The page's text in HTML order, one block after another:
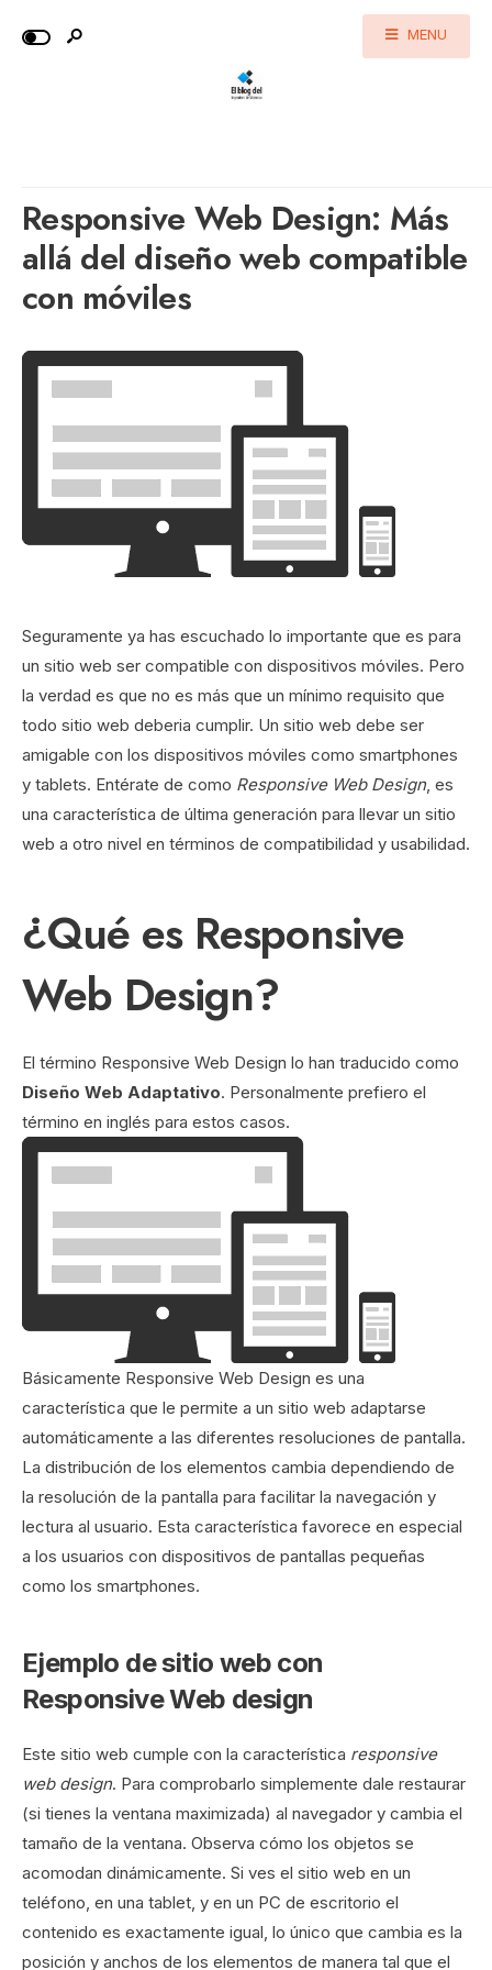
MENU
Responsive Web Design: Más
allá del diseño web compatible
con móviles
Seguramente ya has escuchado lo importante que es para
un sitio web ser compatible con dispositivos móviles. Pero
la verdad es que no es más que un mínimo requisito que
todo sitio web deberia cumplir. Un sitio web debe ser
amigable con los dispositivos móviles como smartphones
y tablets. Entérate de como Responsive Web Design, es
una característica de última generación para llevar un sitio
web a otro nivel en términos de compatibilidad y usabilidad.
¿Qué es Responsive
Web Design?
El término Responsive Web Design lo han traducido como
Diseño Web Adaptativo. Personalmente prefiero el
término en inglés para estos casos.
Básicamente Responsive Web Design es una
característica que le permite a un sitio web adaptarse
automáticamente a las diferentes resoluciones de pantalla.
La distribución de los elementos cambia dependiendo de
la resolución de la pantalla para facilitar la navegación y
lectura al usuario. Esta característica favorece en especial
a los usuarios con dispositivos de pantallas pequeñas
como los smartphones.
Ejemplo de sitio web con
Responsive Web design
Este sitio web cumple con la característica responsive
web design. Para comprobarlo simplemente dale restaurar
(si tienes la ventana maximizada) al navegador y cambia el
tamaño de la ventana. Observa cómo los objetos se
acomodan dinámicamente. Si ves el sitio web en un
teléfono, en una tablet, y en un PC de escritorio el
contenido es exactamente igual, lo único que cambia es la
posición y anchos de los elementos de manera tal que el